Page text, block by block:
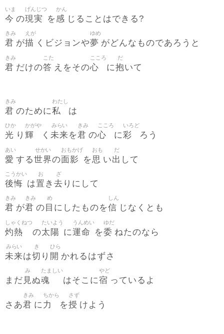
今
いま
の現実
げんじつ
を感
かん
じることはできる?
君
きみ
が描
えが
くビジョンや夢
ゆめ
がどんなものであろうと
君
きみ
だけの答
こた
えをその心
こころ
に抱
だ
いて
君
きみ
のために私
わたし
は
光
ひか
り 輝
かがや
く 未来
みらい
を君
きみ
の心
こころ
に彩
いろど
ろう
愛
あい
する世界
せかい
の面影
おもかげ
を思
おも
い出
だ
して
後悔
こうかい
は置
お
き 去
ざ
りにして
君
きみ
が君
きみ
の 目
め
にしたものを信
しん
じなくとも
灼熱
しゃくねつ
の太陽
たいよう
に運命
うんめい
を委
ゆだ
ねたのなら
未来
みらい
は切
き
り 開
ひら
かれるはずさ
まだ 見
み
ぬ魂
たましい
はそこに宿
やど
っているよ
さあ君
きみ
に力
ちから
を授
さず
けよう